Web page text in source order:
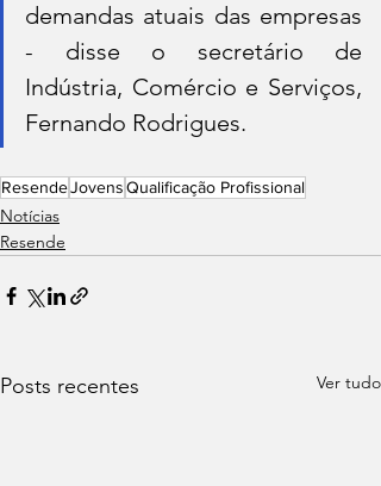
demandas atuais das empresas
- disse o secretário de
Indústria, Comércio e Serviços,
Fernando Rodrigues.
ResendeJovensQualificação Profissional
Notícias
Resende
Posts recentes Ver tudo